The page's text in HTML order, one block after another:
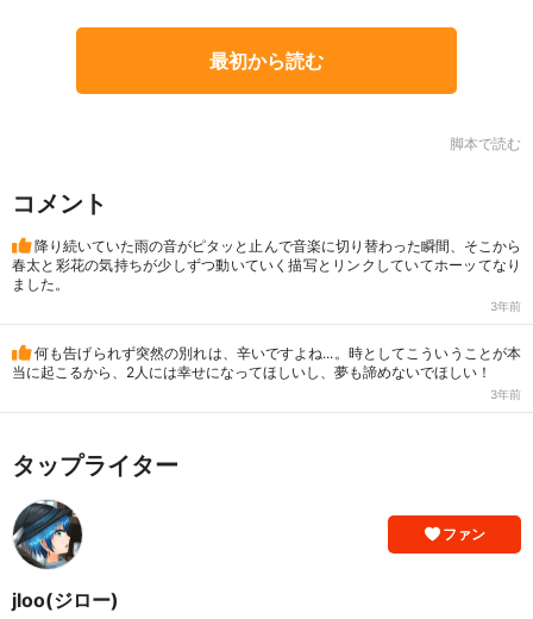
最初から読む
脚本で読む
コメント
降り続いていた雨の音がピタッと止んで音楽に切り替わった瞬間、そこから
春太と彩花の気持ちが少しずつ動いていく描写とリンクしていてホーッてなり
ました。
3年前
何も告げられず突然の別れは、辛いですよね...。時としてこういうことが本
当に起こるから、2人には幸せになってほしいし、夢も諦めないでほしい！
3年前
タップライター
ファン
jloo(ジロー)